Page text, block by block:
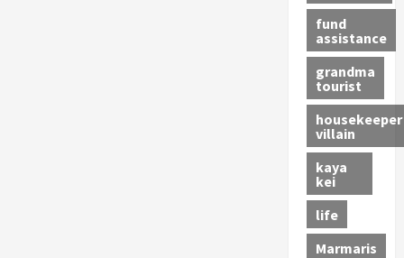
fund
assistance
grandma
tourist
housekeeper
villain
kaya
kei
life
Marmaris